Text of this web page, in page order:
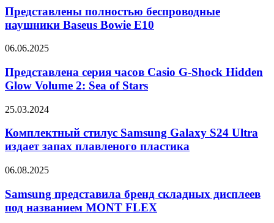
своего
15-
беспроводные
наушники
Baseus
E10
Представлены полностью беспроводные
наушники Baseus Bowie E10
Представлена
часов
Casio
G-
Hidden
Volume
2:
of
06.06.2025
Представлена серия часов Casio G-Shock Hidden
Glow Volume 2: Sea of Stars
Комплектный
Samsung
S24
издает
плавленого
пластика
25.03.2024
Комплектный стилус Samsung Galaxy S24 Ultra
издает запах плавленого пластика
Samsung
бренд
складных
дисплеев
06.08.2025
Samsung представила бренд складных дисплеев
под названием MONT FLEX